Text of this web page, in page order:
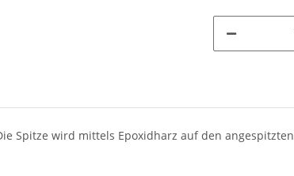
Spitze wird mittels Epoxidharz auf den